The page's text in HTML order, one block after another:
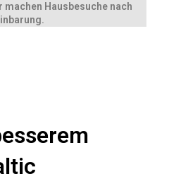
Hausbesuche nach